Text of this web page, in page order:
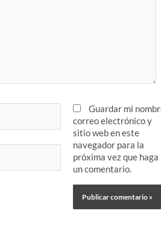
Guardar mi
correo electrónico y
sitio web en este
navegador para la
próxima vez que haga
un comentario.